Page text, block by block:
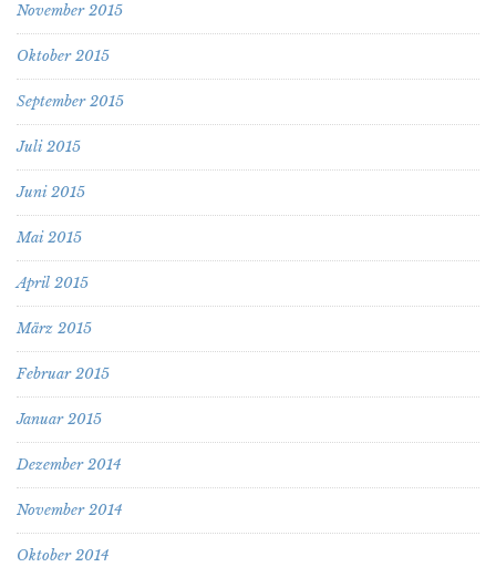
November 2015
Oktober 2015
September 2015
Juli 2015
Juni 2015
Mai 2015
April 2015
März 2015
Februar 2015
Januar 2015
Dezember 2014
November 2014
Oktober 2014